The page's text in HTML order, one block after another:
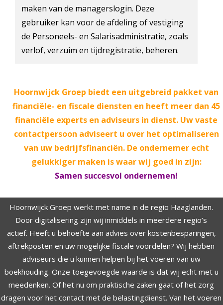
maken van de managerslogin. Deze
gebruiker kan voor de afdeling of vestiging
de Personeels- en Salarisadministratie, zoals
verlof, verzuim en tijdregistratie, beheren.
Hoornwijck Groep biedt een uitgebreid pakket van
financiële- en fiscale diensten en heeft meer dan 45
financiële experts en adviseurs in dienst. Uw vaste
contactpersoon adviseert u over het optimaliseren
van uw bedrijfsfinanciën. De ondernemer echt
gelukkiger maken is waar wij goed in zijn:
Samen succesvol ondernemen!
Hoornwijck Groep werkt met name in de regio Haaglanden.
Door digitalisering zijn wij inmiddels in meerdere regio’s
actief. Heeft u behoefte aan advies over kostenbesparingen,
aftrekposten en uw mogelijke fiscale voordelen? Wij hebben
adviseurs die u kunnen helpen bij het voeren van uw
boekhouding. Onze toegevoegde waarde is dat wij echt met u
meedenken. Of het nu om praktische zaken gaat of het zorg
dragen voor het contact met de belastingdienst. Van het voeren